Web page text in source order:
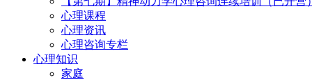
心理课程
心理资讯
心理咨询专栏
心理知识
家庭